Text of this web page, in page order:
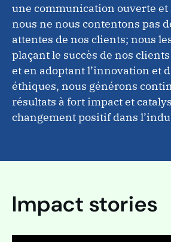
une communication ouverte
nous ne nous contentons pas
attentes de nos clients; nous
plaçant le succès de nos
et en adoptant l’innovation et
éthiques, nous générons
résultats à fort impact et
changement positif dans
Impact stories
Valeurs de l’entreprise